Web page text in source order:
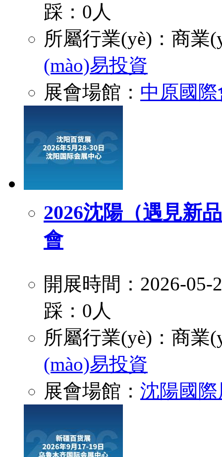
踩：0人
所屬行業(yè)： 商業
(mào)易投資
展會場館： 中原國
2026沈陽（遇見新
會
開展時間：2026-
踩：0人
所屬行業(yè)： 商業
(mào)易投資
展會場館： 沈陽國